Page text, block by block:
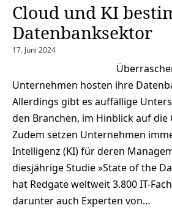
Cloud und KI
Datenbanksektor
17. Juni 2024
Unternehmen hosten ihre
Allerdings gibt es auffällige
den Branchen, im Hinblick auf die
Zudem setzen Unternehmen
Intelligenz (KI) für deren
diesjährige Studie »State of the
hat Redgate weltweit 3.800 IT-
darunter auch Experten von…